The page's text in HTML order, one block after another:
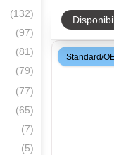
(132)
(97)
(81)
(79)
(77)
(65)
(7)
(5)
Standard/